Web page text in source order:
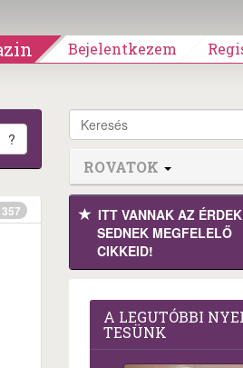
Bejelentkezem
?
357
ROVATOK
ITT VANNAK AZ
SEDNEK MEGFE­LELŐ
CIKKEID!
A LEG­U­TÓB­BI
TE­SÜNK